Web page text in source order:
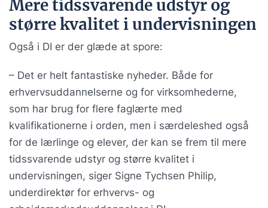
Mere tidssvarende udstyr og
større kvalitet i undervisningen
Også i DI er der glæde at spore:
– Det er helt fantastiske nyheder. Både for
erhvervsuddannelserne og for virksomhederne,
som har brug for flere faglærte med
kvalifikationerne i orden, men i særdeleshed også
for de lærlinge og elever, der kan se frem til mere
tidssvarende udstyr og større kvalitet i
undervisningen, siger Signe Tychsen Philip,
underdirektør for erhvervs- og